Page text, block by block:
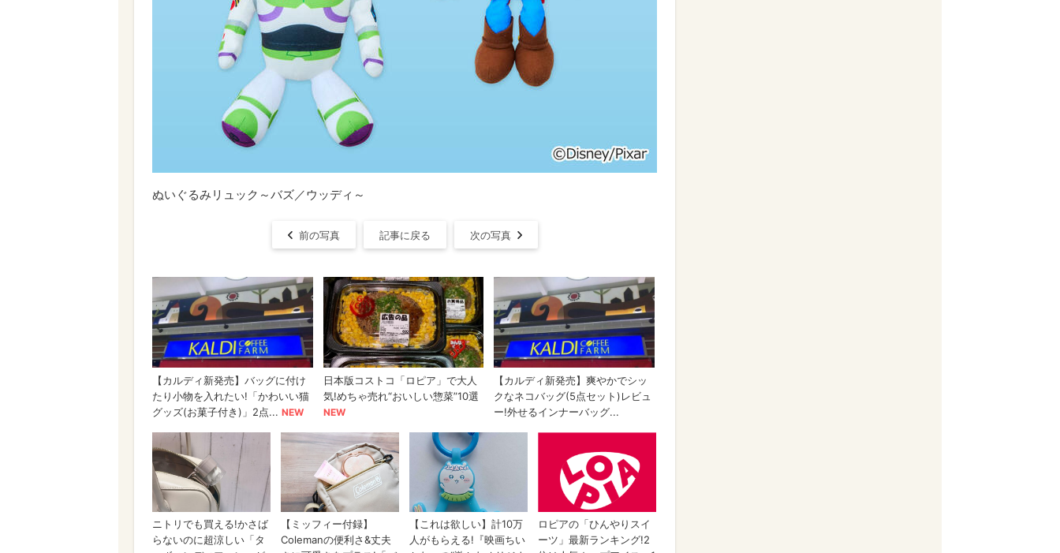
ぬいぐるみリュック～バズ／ウッディ～
前の写真 記事に戻る 次の写真